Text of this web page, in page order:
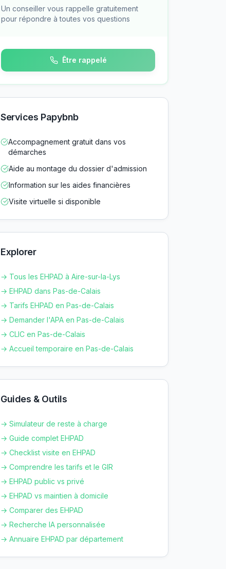
Un conseiller vous rappelle gratuitement
pour répondre à toutes vos questions
Être rappelé
Services Papybnb
Accompagnement gratuit dans vos
démarches
Aide au montage du dossier d'admission
Information sur les aides financières
Visite virtuelle si disponible
Explorer
→ Tous les EHPAD à Aire-sur-la-Lys
→ EHPAD dans Pas-de-Calais
→ Tarifs EHPAD en Pas-de-Calais
→ Demander l'APA en Pas-de-Calais
→ CLIC en Pas-de-Calais
→ Accueil temporaire en Pas-de-Calais
Guides & Outils
→ Simulateur de reste à charge
→ Guide complet EHPAD
→ Checklist visite en EHPAD
→ Comprendre les tarifs et le GIR
→ EHPAD public vs privé
→ EHPAD vs maintien à domicile
→ Comparer des EHPAD
→ Recherche IA personnalisée
→ Annuaire EHPAD par département